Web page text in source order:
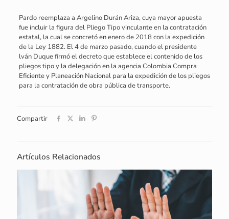
Pardo reemplaza a Argelino Durán Ariza, cuya mayor apuesta
fue incluir la figura del Pliego Tipo vinculante en la contratación
estatal, la cual se concretó en enero de 2018 con la expedición
de la Ley 1882. El 4 de marzo pasado, cuando el presidente
lván Duque firmó el decreto que establece el contenido de los
pliegos tipo y la delegación en la agencia Colombia Compra
Eficiente y Planeación Nacional para la expedición de los pliegos
para la contratación de obra pública de transporte.
Compartir
Artículos Relacionados